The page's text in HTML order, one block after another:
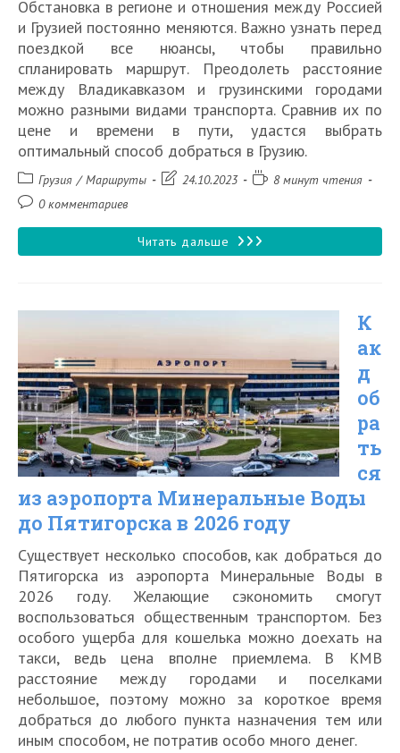
Обстановка в регионе и отношения между Россией
и Грузией постоянно меняются. Важно узнать перед
поездкой все нюансы, чтобы правильно
спланировать маршрут. Преодолеть расстояние
между Владикавказом и грузинскими городами
можно разными видами транспорта. Сравнив их по
цене и времени в пути, удастся выбрать
оптимальный способ добраться в Грузию.
Рубрика
записи:
Грузия / Маршруты
Запись24.10.2023
Время8 минут чтения
Комментарии
0 комментариев
Читать дальше Как
до
Тбилиси
и
других
городов
Грузии
в
2026
году
К
ак
д
об
ра
ть
ся
из аэропорта Минеральные Воды
до Пятигорска в 2026 году
Существует несколько способов, как добраться до
Пятигорска из аэропорта Минеральные Воды в
2026 году. Желающие сэкономить смогут
воспользоваться общественным транспортом. Без
особого ущерба для кошелька можно доехать на
такси, ведь цена вполне приемлема. В КМВ
расстояние между городами и поселками
небольшое, поэтому можно за короткое время
добраться до любого пункта назначения тем или
иным способом, не потратив особо много денег.